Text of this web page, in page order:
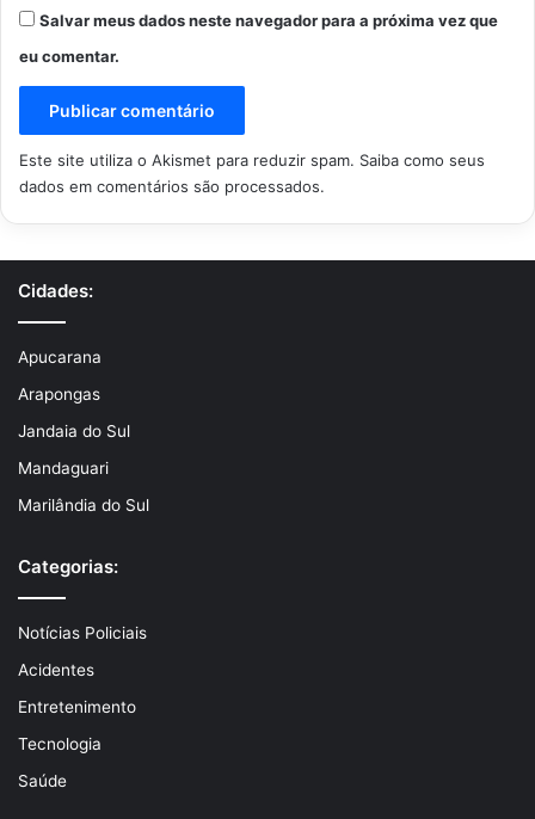
Salvar meus dados neste navegador para a próxima vez que
eu comentar.
Este site utiliza o Akismet para reduzir spam. Saiba como seus
dados em comentários são processados.
Cidades:
Apucarana
Arapongas
Jandaia do Sul
Mandaguari
Marilândia do Sul
Categorias:
Notícias Policiais
Acidentes
Entretenimento
Tecnologia
Saúde